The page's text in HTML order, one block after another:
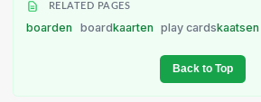
RELATED PAGES
boarden boardkaarten play cardskaatsen
Back to Top